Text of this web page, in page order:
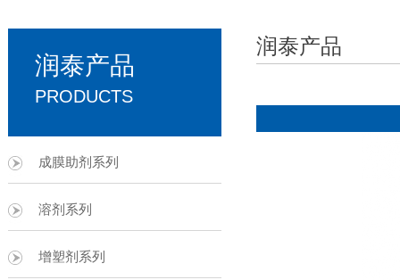
润泰产品
PRODUCTS
成膜助剂系列
溶剂系列
增塑剂系列
润泰产品